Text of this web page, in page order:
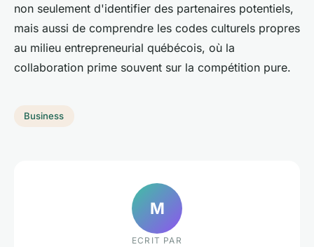
non seulement d'identifier des partenaires potentiels,
mais aussi de comprendre les codes culturels propres
au milieu entrepreneurial québécois, où la
collaboration prime souvent sur la compétition pure.
Business
M
ECRIT PAR